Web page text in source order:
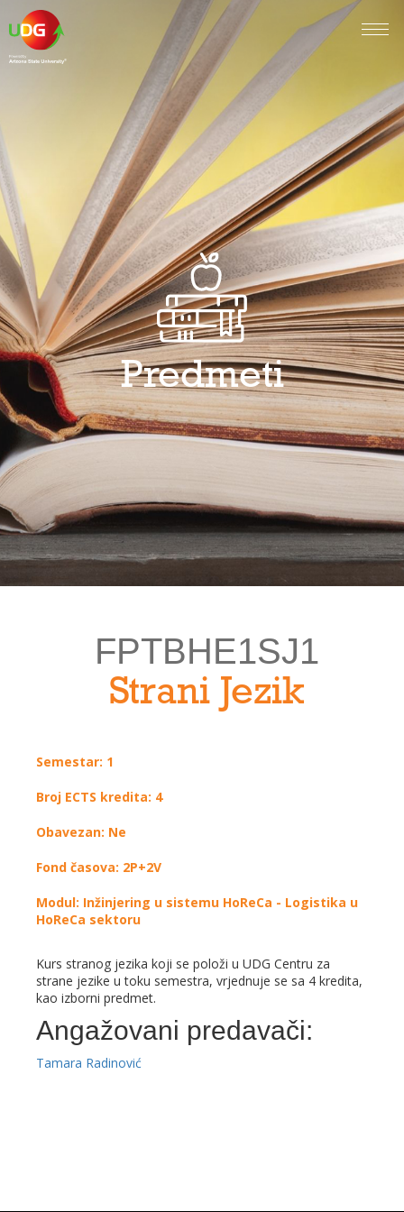
Predmeti
FPTBHE1SJ1
Strani Jezik
Semestar: 1
Broj ECTS kredita: 4
Obavezan: Ne
Fond časova: 2P+2V
Modul: Inžinjering u sistemu HoReCa - Logistika u
HoReCa sektoru
Kurs stranog jezika koji se položi u UDG Centru za
strane jezike u toku semestra, vrjednuje se sa 4 kredita,
kao izborni predmet.
Angažovani predavači:
Tamara Radinović